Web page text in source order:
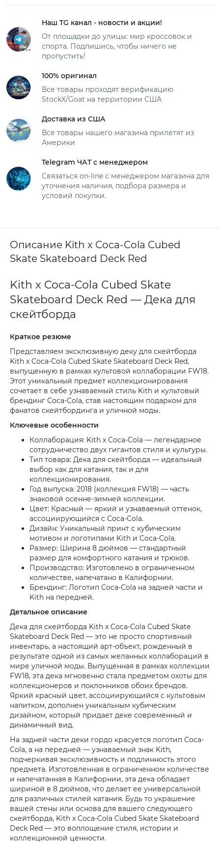
Наш TG канал - новости и акции!
От площадки до улицы: мир кроссовок и
спорта. Подпишись, чтобы ничего не
пропустить!
100% оригинал
Все товары проходят верификацию
StockX/Goat на территории США
Доставка из США
Все товары нашего магазина прилетят из
Америки
Telegram ЧАТ с менеджером
Связаться on-line с менеджером магазина для
уточнения наличия, подбора размера и
условий покупки.
Описание Kith x Coca-Cola Cubed
Skate Skateboard Deck Red
Kith x Coca-Cola Cubed Skate
Skateboard Deck Red — Дека для
скейтборда
Краткое резюме
Представляем эксклюзивную деку для скейтборда
Kith x Coca-Cola Cubed Skate Skateboard Deck Red,
выпущенную в рамках культовой коллаборации FW18.
Этот уникальный предмет коллекционирования
сочетает в себе узнаваемый стиль Kith и культовый
брендинг Coca-Cola, став настоящим подарком для
фанатов скейтбординга и уличной моды.
Ключевые особенности
Коллаборация: Kith x Coca-Cola — легендарное
сотрудничество двух гигантов стиля и культуры.
Тип товара: Дека для скейтборда — идеальный
выбор как для катания, так и для
коллекционирования.
Год выпуска: 2018 (коллекция FW18) — часть
знаковой осенне-зимней коллекции.
Цвет: Красный — яркий и узнаваемый оттенок,
ассоциирующийся с Coca-Cola.
Дизайн: Уникальный принт с кубическим
мотивом и логотипами Kith и Coca-Cola.
Размер: Ширина 8 дюймов — стандартный
размер для комфортного катания и трюков.
Производство: Изготовлено в ограниченном
количестве, напечатано в Калифорнии.
Брендинг: Логотип Coca-Cola на задней части и
Kith на передней.
Детальное описание
Дека для скейтборда Kith x Coca-Cola Cubed Skate
Skateboard Deck Red — это не просто спортивный
инвентарь, а настоящий арт-объект, рожденный в
результате одной из самых желанных коллабораций в
мире уличной моды. Выпущенная в рамках коллекции
FW18, эта дека мгновенно стала предметом охоты для
коллекционеров и поклонников обоих брендов.
Яркий красный цвет, ассоциирующийся с культовым
напитком, дополнен уникальным кубическим
дизайном, который придает деке современный и
динамичный вид.
На задней части деки гордо красуется логотип Coca-
Cola, а на передней — узнаваемый знак Kith,
подчеркивая эксклюзивность и подлинность этого
предмета. Изготовленная в ограниченном количестве
и напечатанная в Калифорнии, эта дека обладает
шириной в 8 дюймов, что делает ее универсальной
для различных стилей катания. Будь то украшение
вашей стены или основа для вашего следующего
скейтборда, Kith x Coca-Cola Cubed Skate Skateboard
Deck Red — это воплощение стиля, истории и
коллекционной ценности.